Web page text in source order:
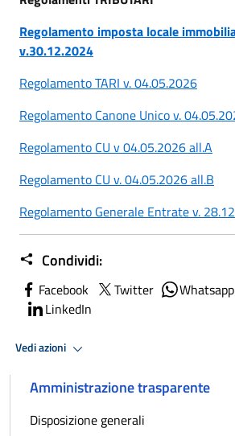
Regolamento imposta locale
v.30.12.2024
Regolamento TARI v. 04.05.2026
Regolamento Canone Unico v.
Regolamento CU v 04.05.2026 all.A
Regolamento CU v. 04.05.2026 all.B
Regolamento Generale Entrate v.
Condividi:
Facebook Twitter Whatsapp
LinkedIn
Vedi azioni
Amministrazione trasparente
Disposizione generali